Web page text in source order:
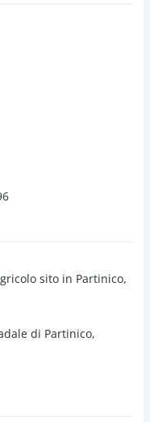
sito in Partinico,
di Partinico,
su strada
principale e da